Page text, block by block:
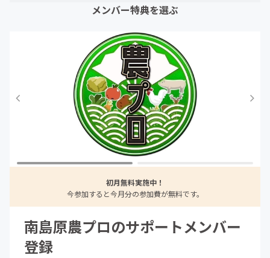
メンバー特典を選ぶ
初月無料実施中！
今参加すると今月分の参加費が無料です。
南島原農プロのサポートメンバー
登録